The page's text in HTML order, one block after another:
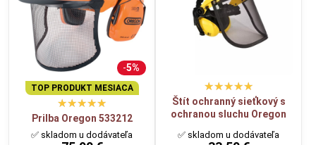
5%
TOP PRODUKT MESIACA
Prilba Oregon 533212
✅ skladom u dodávateľa
Štít ochranný sieťkový s
ochranou sluchu Oregon
✅ skladom u dodávateľa